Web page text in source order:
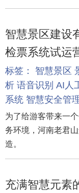
智慧景区建
检票系统试运
标签： 智慧景区
析 语音识别 AI人
系统 智慧安全管
为了给游客带来一
务环境，河南老君
造。
充满智慧元素